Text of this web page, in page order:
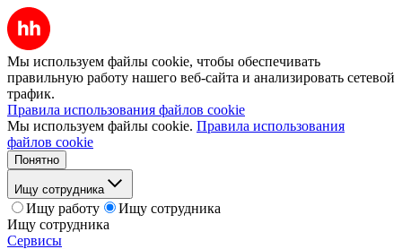
Мы используем файлы cookie, чтобы обеспечивать
правильную работу нашего веб-сайта и анализировать сетевой
трафик.
Правила использования файлов cookie
Мы используем файлы cookie. Правила использования
файлов cookie
Понятно
Ищу сотрудника
Ищу работу
Ищу сотрудника
Ищу сотрудника
Сервисы